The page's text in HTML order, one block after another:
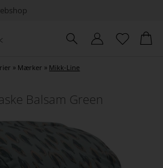
» Mærker » Mikk-Line
Balsam Green